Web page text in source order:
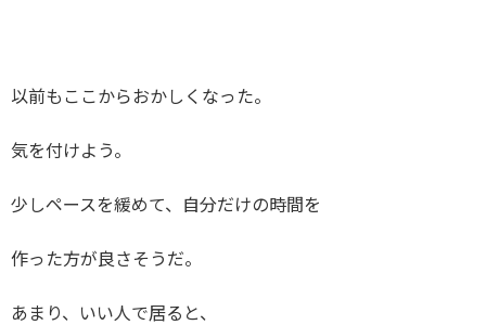
以前もここからおかしくなった。
気を付けよう。
少しペースを緩めて、自分だけの時間を
作った方が良さそうだ。
あまり、いい人で居ると、